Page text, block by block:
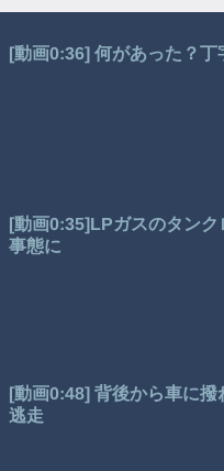
[動画0:36] 何があった？
[動画0:35]LPガスのタン
事態に
[動画0:48] 背後から車に
逃走